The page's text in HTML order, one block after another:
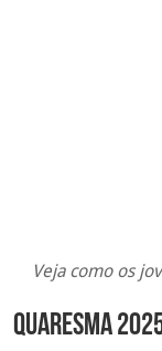
Veja como os
Quaresma